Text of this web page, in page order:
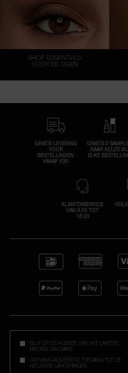
SHOP ESSENTIALS
VOOR DE OGEN
GRATIS LEVERING
VOOR
BESTELLINGEN
VANAF €30
GRATIS 2
NAAR KEUZE
ELKE
KLANTENSERVICE
VAN 9:00 TOT
18:00
BLIJF OP DE HOOGTE VAN HET LAATSTE
NIEUWS VAN NARS
ONTVANG ALS EERSTE TOEGANG TOT DE
NIEUWSTE LANCERINGEN